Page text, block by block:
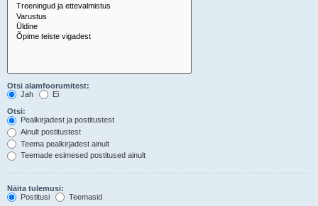
Otsi alamfoorumitest:
Jah
Ei
Otsi:
Pealkirjadest ja postitustest
Ainult postitustest
Teema pealkirjadest ainult
Teemade esimesed postitused ainult
Näita tulemusi:
Postitusi
Teemasid